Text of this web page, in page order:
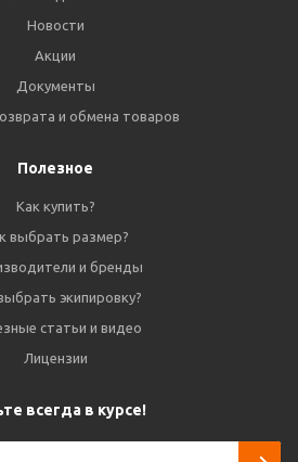
Новости
Акции
Документы
и обмена товаров
Полезное
Как купить?
выбрать размер?
и бренды
экипировку?
статьи и видео
Лицензии
всегда в курсе!